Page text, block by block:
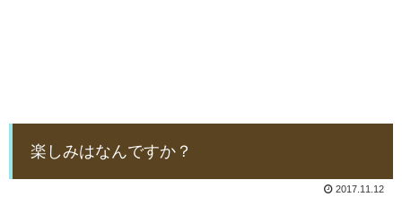
楽しみはなんですか？
2017.11.12